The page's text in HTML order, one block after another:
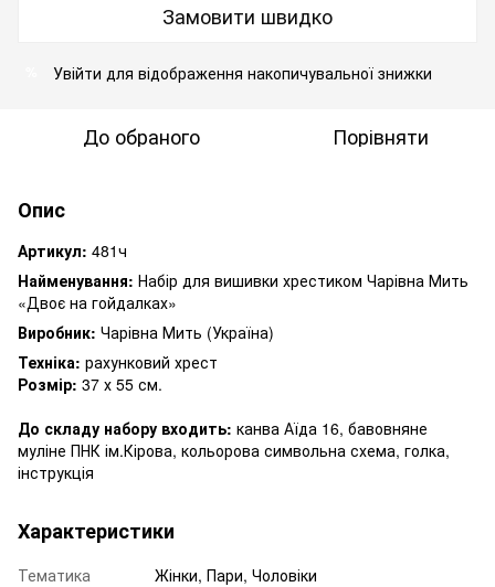
Замовити швидко
Увійти для відображення накопичувальної знижки
До обраного Порівняти
Опис
Артикул: 481ч
Найменування: Набір для вишивки хрестиком Чарівна Мить
«Двоє на гойдалках»
Виробник: Чарівна Мить (Україна)
Техніка: рахунковий хрест
Розмір: 37 х 55 см.
До складу набору входить: канва Аїда 16, бавовняне
муліне ПНК ім.Кірова, кольорова символьна схема, голка,
інструкція
Характеристики
Тематика
Жінки, Пари, Чоловіки